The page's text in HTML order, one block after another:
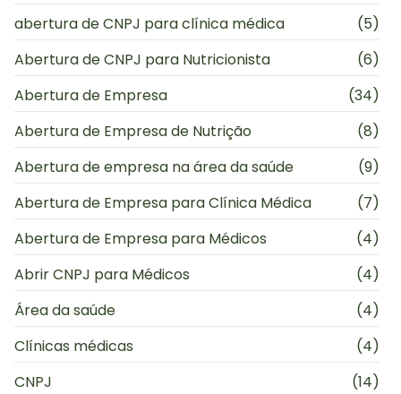
abertura de CNPJ para clínica médica
(5)
Abertura de CNPJ para Nutricionista
(6)
Abertura de Empresa
(34)
Abertura de Empresa de Nutrição
(8)
Abertura de empresa na área da saúde
(9)
Abertura de Empresa para Clínica Médica
(7)
Abertura de Empresa para Médicos
(4)
Abrir CNPJ para Médicos
(4)
Área da saúde
(4)
Clínicas médicas
(4)
CNPJ
(14)